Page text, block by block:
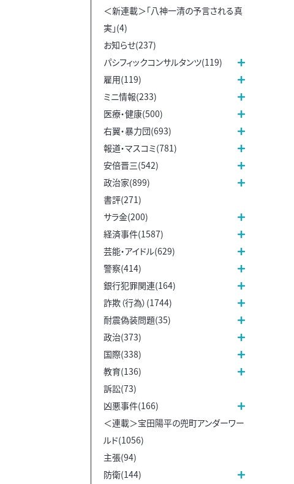
＜新連載＞「八神一清の予言される真
実」(4)
お知らせ(237)
パシフィックコンサルタンツ(119)
雇用(119)
ミニ情報(233)
医療・健康(500)
右翼・暴力団(693)
報道・マスコミ(781)
安倍晋三(542)
政治家(899)
書評(271)
サラ金(200)
経済事件(1587)
芸能・アイドル(629)
警察(414)
銀行犯罪関連(164)
詐欺（行為）(1744)
耐震偽装問題(35)
政治(373)
国際(338)
教育(136)
訴訟(73)
凶悪事件(166)
＜連載＞宝田陽平の兜町アンダーワー
ルド(1056)
主張(94)
防衛(144)